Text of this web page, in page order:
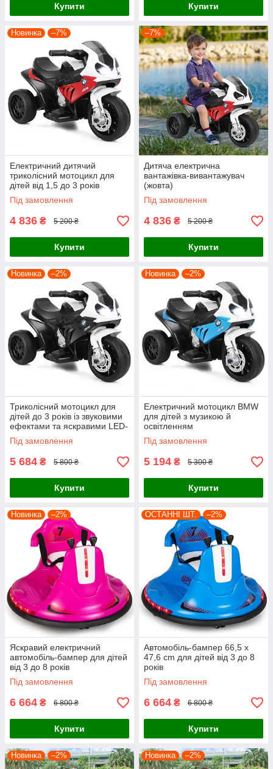
Купити Купити
Новинка –7%
Електричний дитячий
триколісний мотоцикл для
дітей від 1,5 до 3 років
Під замовлення
4 836 ₴ 5 200 ₴
Купити
–7%
Дитяча електрична
вантажівка-вивантажувач
(жовта)
Під замовлення
4 836 ₴ 5 200 ₴
Купити
Новинка –2%
Триколісний мотоцикл для
дітей до 3 років із звуковими
ефектами та яскравими LED-
фарами
Під замовлення
5 684 ₴ 5 800 ₴
Купити
Новинка –2%
Електричний мотоцикл BMW
для дітей з музикою й
освітленням
Під замовлення
5 194 ₴ 5 300 ₴
Купити
Новинка –2%
Яскравий електричний
автомобіль-бампер для дітей
від 3 до 8 років
Під замовлення
6 664 ₴ 6 800 ₴
Купити
ОСТАННІ ШТ. –2%
Автомобіль-бампер 66,5 x
47,6 cm для дітей від 3 до 8
років
Під замовлення
6 664 ₴ 6 800 ₴
Купити
Новинка –2% Новинка –2%